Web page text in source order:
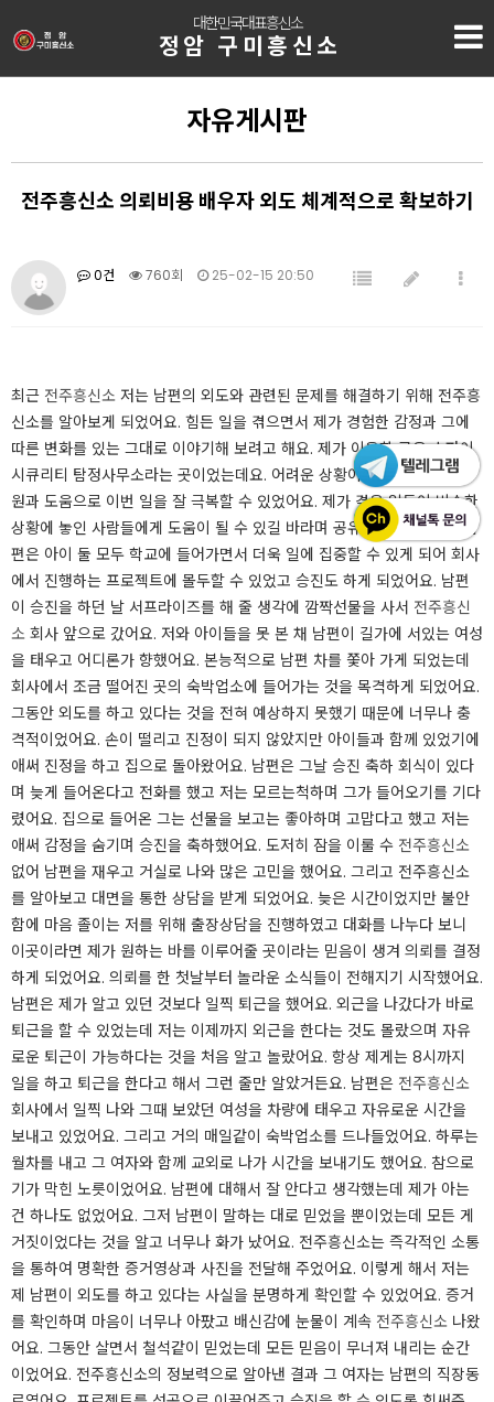
대한민국대표흥신소
정암 구미흥신소
자유게시판
전주흥신소 의뢰비용 배우자 외도 체계적으로 확보하기
0건 760회 25-02-15 20:50
최근 전주흥신소 저는 남편의 외도와 관련된 문제를 해결하기 위해 전주흥
신소를 알아보게 되었어요. 힘든 일을 겪으면서 제가 경험한 감정과 그에
따른 변화를 있는 그대로 이야기해 보려고 해요. 제가 이용한 곳은 스파이
시큐리티 탐정사무소라는 곳이었는데요. 어려운 상황이었지만 이곳의 지
원과 도움으로 이번 일을 잘 극복할 수 있었어요. 제가 겪은 일들이 비슷한
상황에 놓인 사람들에게 도움이 될 수 있길 바라며 공유해 보려고 해요. 남
편은 아이 둘 모두 학교에 들어가면서 더욱 일에 집중할 수 있게 되어 회사
에서 진행하는 프로젝트에 몰두할 수 있었고 승진도 하게 되었어요. 남편
이 승진을 하던 날 서프라이즈를 해 줄 생각에 깜짝선물을 사서 전주흥신
소 회사 앞으로 갔어요. 저와 아이들을 못 본 채 남편이 길가에 서있는 여성
을 태우고 어디론가 향했어요. 본능적으로 남편 차를 쫓아 가게 되었는데
회사에서 조금 떨어진 곳의 숙박업소에 들어가는 것을 목격하게 되었어요.
그동안 외도를 하고 있다는 것을 전혀 예상하지 못했기 때문에 너무나 충
격적이었어요. 손이 떨리고 진정이 되지 않았지만 아이들과 함께 있었기에
애써 진정을 하고 집으로 돌아왔어요. 남편은 그날 승진 축하 회식이 있다
며 늦게 들어온다고 전화를 했고 저는 모르는척하며 그가 들어오기를 기다
렸어요. 집으로 들어온 그는 선물을 보고는 좋아하며 고맙다고 했고 저는
애써 감정을 숨기며 승진을 축하했어요. 도저히 잠을 이룰 수 전주흥신소
없어 남편을 재우고 거실로 나와 많은 고민을 했어요. 그리고 전주흥신소
를 알아보고 대면을 통한 상담을 받게 되었어요. 늦은 시간이었지만 불안
함에 마음 졸이는 저를 위해 출장상담을 진행하였고 대화를 나누다 보니
이곳이라면 제가 원하는 바를 이루어줄 곳이라는 믿음이 생겨 의뢰를 결정
하게 되었어요. 의뢰를 한 첫날부터 놀라운 소식들이 전해지기 시작했어요.
남편은 제가 알고 있던 것보다 일찍 퇴근을 했어요. 외근을 나갔다가 바로
퇴근을 할 수 있었는데 저는 이제까지 외근을 한다는 것도 몰랐으며 자유
로운 퇴근이 가능하다는 것을 처음 알고 놀랐어요. 항상 제게는 8시까지
일을 하고 퇴근을 한다고 해서 그런 줄만 알았거든요. 남편은 전주흥신소
회사에서 일찍 나와 그때 보았던 여성을 차량에 태우고 자유로운 시간을
보내고 있었어요. 그리고 거의 매일같이 숙박업소를 드나들었어요. 하루는
월차를 내고 그 여자와 함께 교외로 나가 시간을 보내기도 했어요. 참으로
기가 막힌 노릇이었어요. 남편에 대해서 잘 안다고 생각했는데 제가 아는
건 하나도 없었어요. 그저 남편이 말하는 대로 믿었을 뿐이었는데 모든 게
거짓이었다는 것을 알고 너무나 화가 났어요. 전주흥신소는 즉각적인 소통
을 통하여 명확한 증거영상과 사진을 전달해 주었어요. 이렇게 해서 저는
제 남편이 외도를 하고 있다는 사실을 분명하게 확인할 수 있었어요. 증거
를 확인하며 마음이 너무나 아팠고 배신감에 눈물이 계속 전주흥신소 나왔
어요. 그동안 살면서 철석같이 믿었는데 모든 믿음이 무너져 내리는 순간
이었어요. 전주흥신소의 정보력으로 알아낸 결과 그 여자는 남편의 직장동